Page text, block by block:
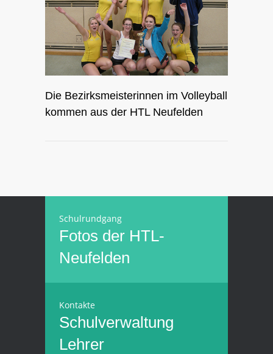
Die Bezirksmeisterinnen im Volleyball
kommen aus der HTL Neufelden
Schulrundgang
Fotos der HTL-
Neufelden
Kontakte
Schulverwaltung
Lehrer